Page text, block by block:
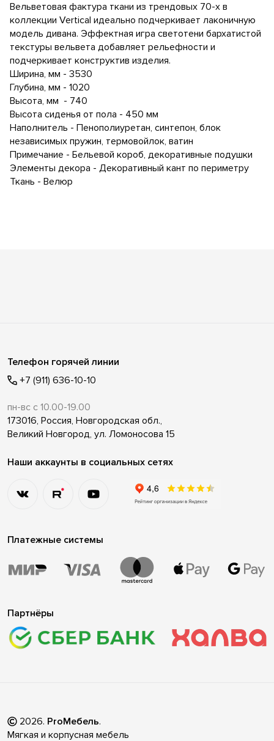
Вельветовая фактура ткани из трендовых 70-х в
коллекции Vertical идеально подчеркивает лаконичную
модель дивана. Эффектная игра светотени бархатистой
текстуры вельвета добавляет рельефности и
подчеркивает конструктив изделия.
Ширина, мм - 3530
Глубина, мм - 1020
Высота, мм - 740
Высота сиденья от пола - 450 мм
Наполнитель - Пенополиуретан, синтепон, блок
независимых пружин, термовойлок, ватин
Примечание - Бельевой короб, декоративные подушки
Элементы декора - Декоративный кант по периметру
Ткань - Велюр
Телефон горячей линии
+7 (911) 636-10-10
пн-вс с 10.00-19.00
173016, Россия, Новгородская обл.,
Великий Новгород, ул. Ломоносова 15
Наши аккаунты в социальных сетях
Платежные системы
Партнёры
2026. ProМебель.
Мягкая и корпусная мебель